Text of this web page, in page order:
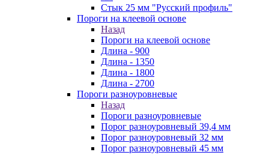
Стык 25 мм "Русский профиль"
Пороги на клеевой основе
Назад
Пороги на клеевой основе
Длина - 900
Длина - 1350
Длина - 1800
Длина - 2700
Пороги разноуровневые
Назад
Пороги разноуровневые
Порог разноуровневый 39,4 мм
Порог разноуровневый 32 мм
Порог разноуровневый 45 мм